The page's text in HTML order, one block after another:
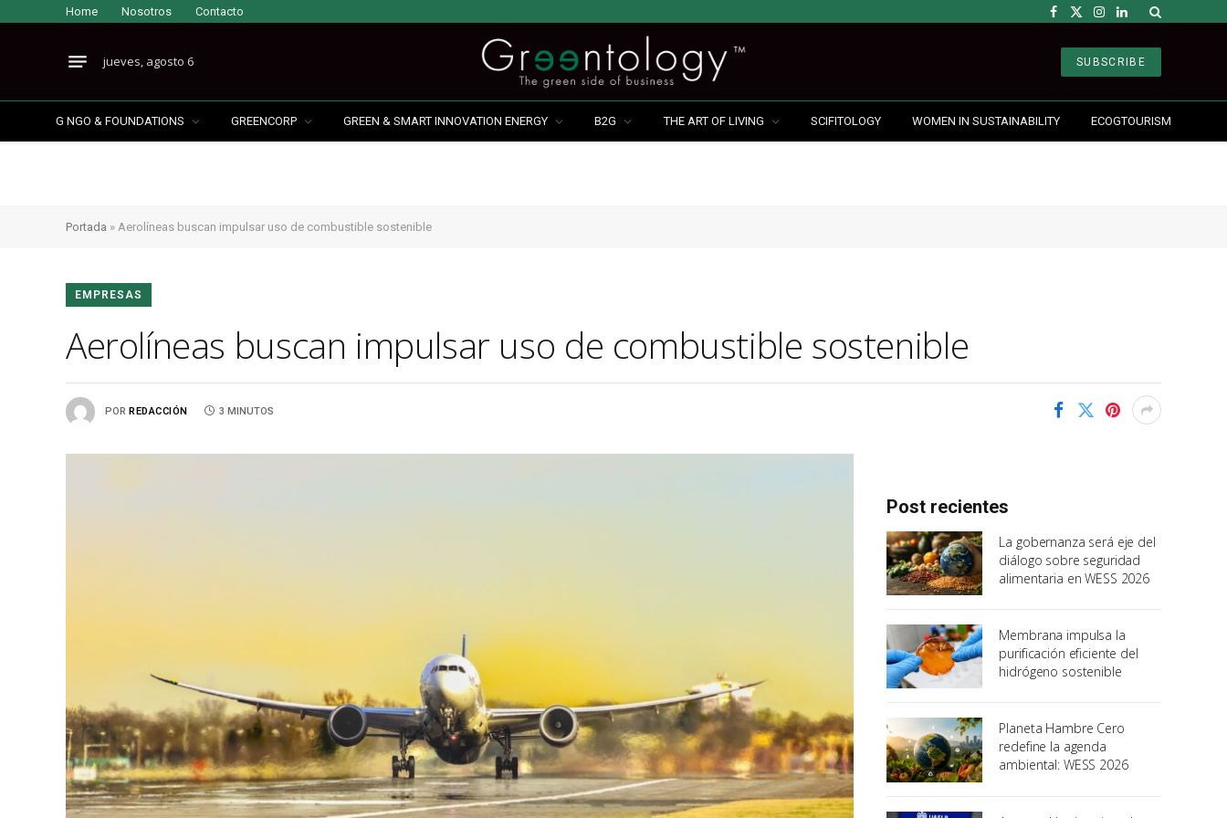
Home Nosotros Contacto Facebook
X
Instagram
LinkedIn
jueves, agosto 6 SUBSCRIBE
G NGO & FOUNDATIONS GREENCORP GREEN & SMART INNOVATION ENERGY B2G THE ART OF LIVING SCIFITOLOGY WOMEN IN SUSTAINABILITY ECOGTOURISM
Portada » Aerolíneas buscan impulsar uso de combustible sostenible
EMPRESAS
Aerolíneas buscan impulsar uso de combustible sostenible
POR REDACCIÓN 3 MINUTOS
Post recientes
La gobernanza será eje del
diálogo sobre seguridad
alimentaria en WESS 2026
Membrana impulsa la
purificación eficiente del
hidrógeno sostenible
Planeta Hambre Cero
redefine la agenda
ambiental: WESS 2026